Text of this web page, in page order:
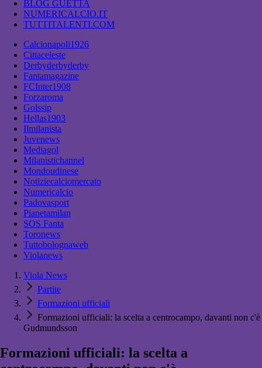
BLOG GUETTA
NUMERICALCIO.IT
TUTTITALENTI.COM
Calcionapoli1926
Cittaceleste
Derbyderbyderby
Fantamagazine
FCInter1908
Forzaroma
Golssip
Hellas1903
Ilmilanista
Juvenews
Mediagol
Milanistichannel
Mondoudinese
Notiziecalciomercato
Numericalcio
Padovasport
Pianetamilan
SOS Fanta
Toronews
Tuttobolognaweb
Violanews
Viola News
Partite
Formazioni ufficiali
Formazioni ufficiali: la scelta a centrocampo, davanti non c'è
Gudmundsson
Formazioni ufficiali: la scelta a